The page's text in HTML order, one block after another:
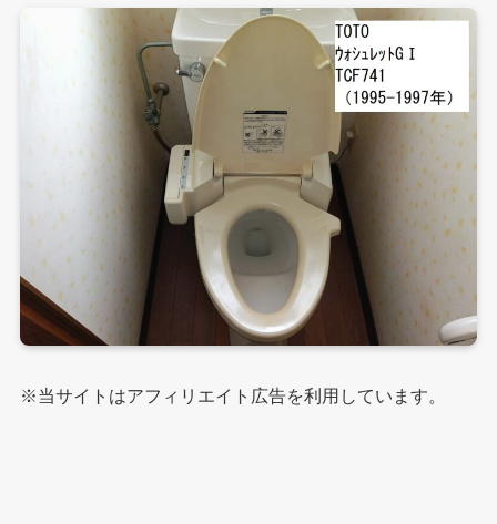
※当サイトはアフィリエイト広告を利用しています。